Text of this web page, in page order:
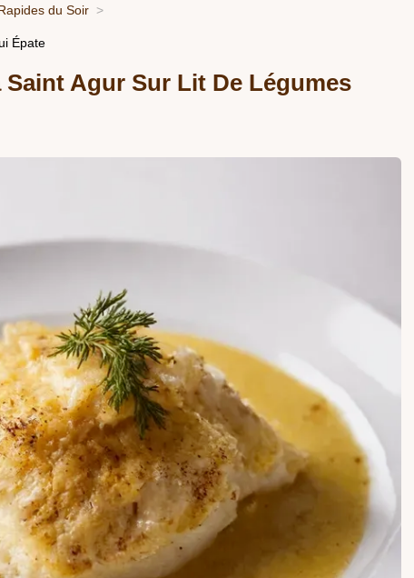
du Soir
Épate
Agur Sur Lit De Légumes